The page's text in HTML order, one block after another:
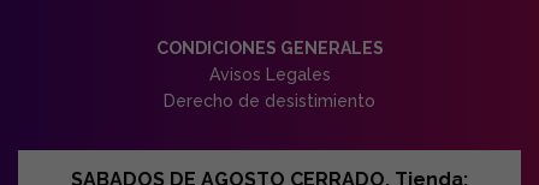
CONDICIONES GENERALES
Avisos Legales
Derecho de desistimiento
SABADOS DE AGOSTO CERRADO. Tienda: